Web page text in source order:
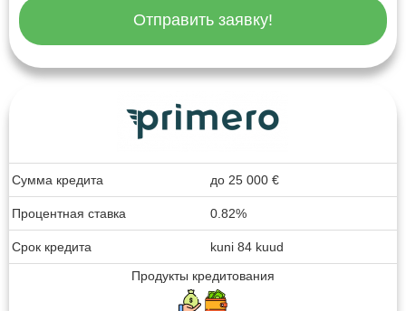
Отправить заявку!
Сумма кредита до 25 000 €
Процентная ставка 0.82%
Срок кредита
kuni 84 kuud
Продукты кредитования